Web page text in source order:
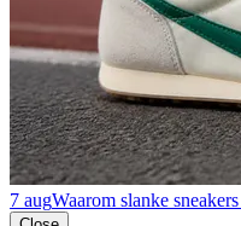
7 augWaarom slanke